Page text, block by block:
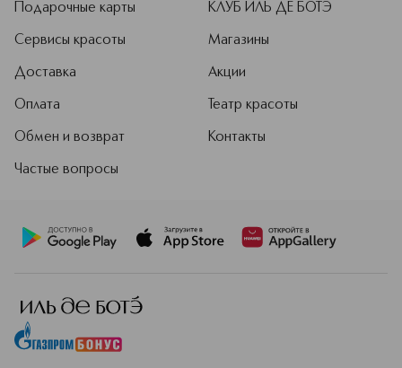
Подарочные карты
Сервисы красоты
Доставка
Оплата
Обмен и возврат
Частые вопросы
КЛУБ ИЛЬ ДЕ БОТЭ
Магазины
Акции
Театр красоты
Контакты